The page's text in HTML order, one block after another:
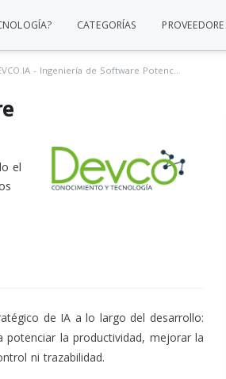
CATEGORÍAS
DEVCO.IA - Ingeniería de Software Potenciada por IA - Desarrollo
el
de IA a lo largo del desarrollo:
potenciar la productividad, mejorar la
ni trazabilidad.